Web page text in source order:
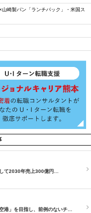
崎製パン「ランチパック」・米国ス
て2030年売上300億円…
港」を目指し、前例のないチ…